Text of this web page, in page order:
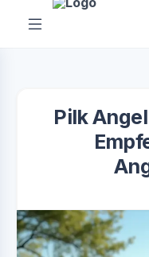
Pilk